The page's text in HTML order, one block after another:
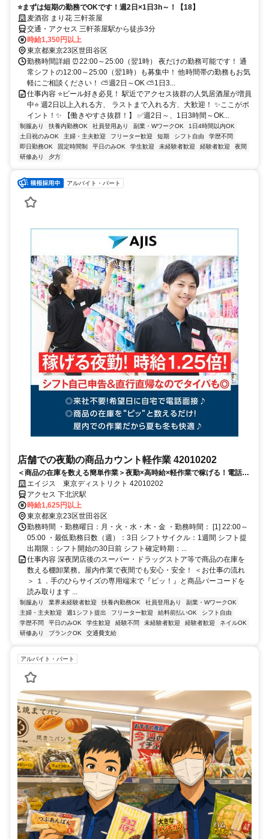
⭐まずは短期の勤務でOKです！週2日×1日3h～！【18】
麦酒宿 まり花 三軒茶屋
交通・アクセス 三軒茶屋駅から徒歩3分
時給1,350円以上
東京都東京23区世田谷区
勤務時間詳細 ⏰22:00～25:00（翌1時） 夜だけの勤務可能です！ 通
常シフトの12:00～25:00（翌1時）も募集中！ 他時間帯の勤務もお気
軽にご相談ください！ ⛅週2日～OK ⛅1日3...
仕事内容 ⭐ビール好き必見！ 駅近でアクセス抜群の人気居酒屋が増員
中⭐ 週2日以上入れる方、 ラストまで入れる方、大歓迎！ ✨ここがポ
イント！✨ 【働きやすさ抜群！】 ✅週2日～、1日3時間～OK...
制服あり 扶養内勤務OK 社員登用あり 副業・WワークOK
1日4時間以内OK
土日祝のみOK
主婦・主夫歓迎 フリーター歓迎 短期 シフト自由
学歴不問
即日勤務OK
固定時間制 平日のみOK 学生歓迎 未経験者歓迎 経験者歓迎
夜間
研修あり
夕方
アルバイト・パート
店舗での夜勤の商品カウント軽作業 42010202
＜商品の在庫を数える簡単作業＞夜勤×高時給×軽作業で稼げる！電話面
接で来社＆履歴書不要！
エイジス 東京ディストリクト 42010202
アクセス 下北沢駅
時給1,625円以上
東京都東京23区世田谷区
勤務時間 ・勤務曜日：月・火・水・木・金 ・勤務時間： [1] 22:00～
05:00 ・最低勤務日数（週）：3日 シフトサイクル：1週間 シフト提
出期限：シフト開始の30日前 シフト確定時期：...
仕事内容 深夜閉店後のスーパー・ドラッグストア等で商品の在庫を
数える棚卸業務。屋内作業で夜間でも安心・安全！ ＜お仕事の流れ
＞ １．手のひらサイズの専用端末で『ピッ！』と商品バーコードを
読み取ります ...
制服あり 業界未経験者歓迎 扶養内勤務OK 社員登用あり
副業・WワークOK
主婦・主夫歓迎
週1シフト提出 フリーター歓迎 給料前払いOK
シフト自由
学歴不問
平日のみOK 学生歓迎 経験不問 未経験者歓迎 経験者歓迎
ネイルOK
研修あり
ブランクOK 交通費支給
アルバイト・パート